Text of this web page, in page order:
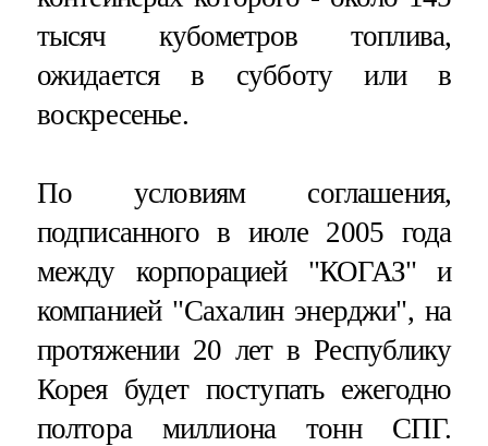
тысяч кубометров топлива,
ожидается в субботу или в
воскресенье.
По условиям соглашения,
подписанного в июле 2005 года
между корпорацией "КОГАЗ" и
компанией "Сахалин энерджи", на
протяжении 20 лет в Республику
Корея будет поступать ежегодно
полтора миллиона тонн СПГ.